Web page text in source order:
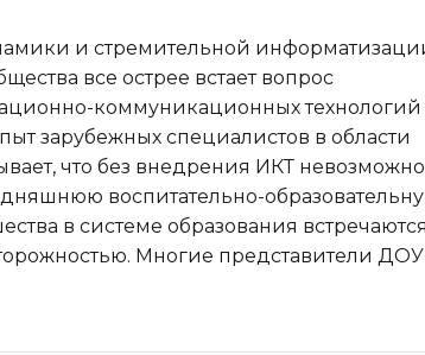
и стремительной
все острее встает вопрос
коммуникационных технологий
зарубежных специалистов в области
что без внедрения ИКТ невозможно
воспитательно-
в системе образования встречаются
Многие представители